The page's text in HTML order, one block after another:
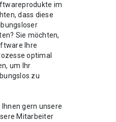
im
dass diese
Sie möchten,
Ihre
optimal
um Ihr
zu
Ihnen gern unsere
Mitarbeiter